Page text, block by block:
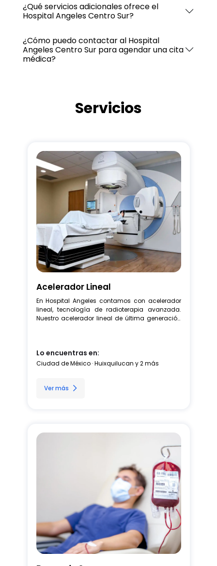
¿Qué servicios adicionales ofrece el
Hospital Angeles Centro Sur?
¿Cómo puedo contactar al Hospital
Angeles Centro Sur para agendar una cita
médica?
Servicios
Acelerador Lineal
En Hospital Angeles contamos con acelerador
lineal, tecnología de radioterapia avanzada.
Nuestro acelerador lineal de última generación
enfoque integral para el cuidado de nuestros
pacientes.
Lo encuentras en:
Ciudad de México · Huixquilucan y 2 más
Ver más